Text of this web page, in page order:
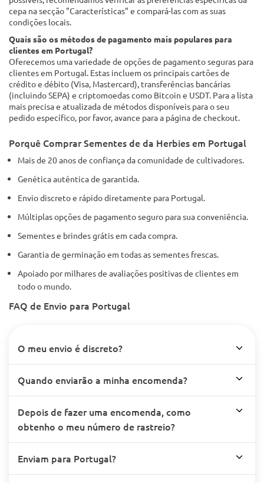
cepa na secção "Características" e compará-las com as suas
condições locais.
Quais são os métodos de pagamento mais populares para
clientes em Portugal?
Oferecemos uma variedade de opções de pagamento seguras para
clientes em Portugal. Estas incluem os principais cartões de
crédito e débito (Visa, Mastercard), transferências bancárias
(incluindo SEPA) e criptomoedas como Bitcoin e USDT. Para a lista
mais precisa e atualizada de métodos disponíveis para o seu
pedido específico, por favor, avance para a página de checkout.
Porquê Comprar Sementes de da Herbies em Portugal
Mais de 20 anos de confiança da comunidade de cultivadores.
Genética autêntica de garantida.
Envio discreto e rápido diretamente para Portugal.
Múltiplas opções de pagamento seguro para sua conveniência.
Sementes e brindes grátis em cada compra.
Garantia de germinação em todas as sementes frescas.
Apoiado por milhares de avaliações positivas de clientes em
todo o mundo.
FAQ de Envio para Portugal
O meu envio é discreto?
Quando enviarão a minha encomenda?
Depois de fazer uma encomenda, como
obtenho o meu número de rastreio?
Enviam para Portugal?